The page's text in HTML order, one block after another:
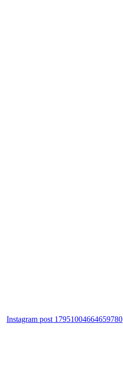
Instagram post 17951004664659780